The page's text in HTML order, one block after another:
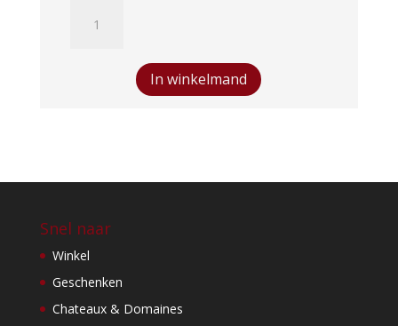
Circumstance
In winkelmand
Snel naar
Winkel
Geschenken
Chateaux & Domaines